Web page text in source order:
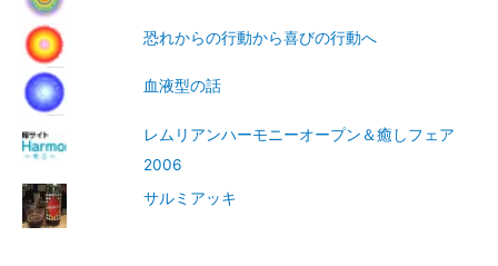
恐れからの行動から喜びの行動へ
血液型の話
レムリアンハーモニーオープン＆癒しフェア
2006
サルミアッキ